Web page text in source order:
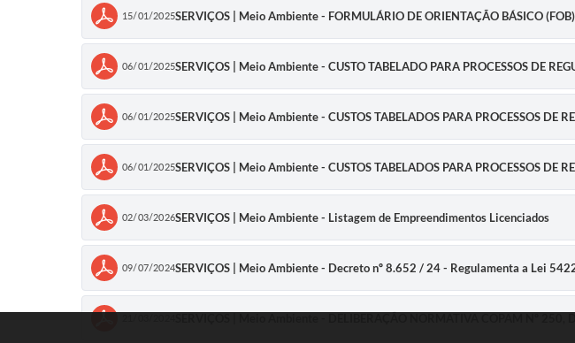
15/01/2025SERVIÇOS | Meio Ambiente - FORMULÁRIO DE ORIENTAÇÃO BÁSICO
06/01/2025SERVIÇOS | Meio Ambiente - CUSTO TABELADO PARA PROCESSOS DE
06/01/2025SERVIÇOS | Meio Ambiente - CUSTOS TABELADOS PARA PROCESSOS DE
06/01/2025SERVIÇOS | Meio Ambiente - CUSTOS TABELADOS PARA PROCESSOS DE
02/03/2026SERVIÇOS | Meio Ambiente - Listagem de Empreendimentos Licenciados
09/07/2024SERVIÇOS | Meio Ambiente - Decreto nº 8.652 / 24 - Regulamenta a Lei